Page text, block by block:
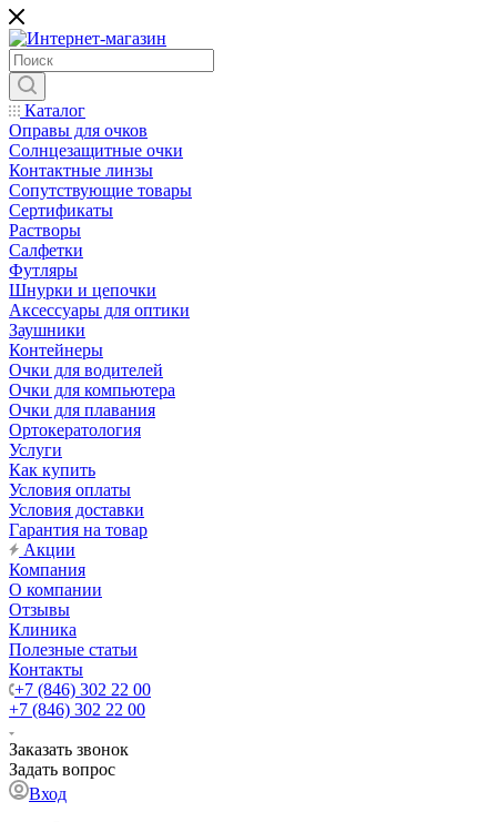
Каталог
Оправы для очков
Солнцезащитные очки
Контактные линзы
Сопутствующие товары
Сертификаты
Растворы
Салфетки
Футляры
Шнурки и цепочки
Аксессуары для оптики
Заушники
Контейнеры
Очки для водителей
Очки для компьютера
Очки для плавания
Ортокератология
Услуги
Как купить
Условия оплаты
Условия доставки
Гарантия на товар
Акции
Компания
О компании
Отзывы
Клиника
Полезные статьи
Контакты
+7 (846) 302 22 00
+7 (846) 302 22 00
Заказать звонок
Задать вопрос
Вход